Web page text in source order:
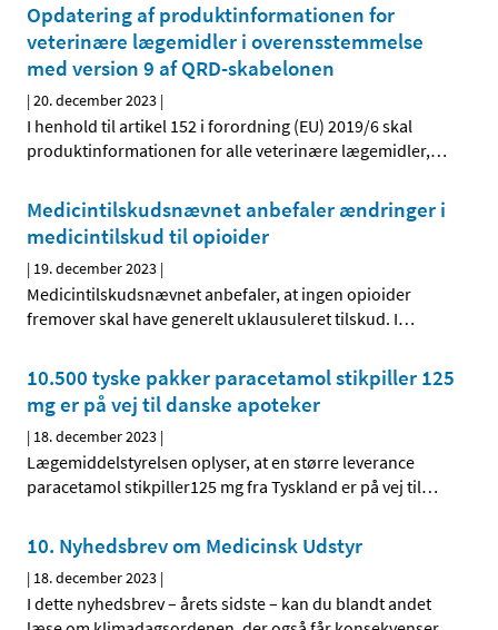
Opdatering af produktinformationen for
veterinære lægemidler i overensstemmelse
med version 9 af QRD-skabelonen
|20. december 2023 |
I henhold til artikel 152 i forordning (EU) 2019/6 skal
produktinformationen for alle veterinære lægemidler,…
Medicintilskudsnævnet anbefaler ændringer i
medicintilskud til opioider
| 19. december 2023 |
Medicintilskudsnævnet anbefaler, at ingen opioider
fremover skal have generelt uklausuleret tilskud. I…
10.500 tyske pakker paracetamol stikpiller 125
mg er på vej til danske apoteker
| 18. december 2023 |
Lægemiddelstyrelsen oplyser, at en større leverance
paracetamol stikpiller125 mg fra Tyskland er på vej til…
10. Nyhedsbrev om Medicinsk Udstyr
| 18. december 2023 |
I dette nyhedsbrev – årets sidste – kan du blandt andet